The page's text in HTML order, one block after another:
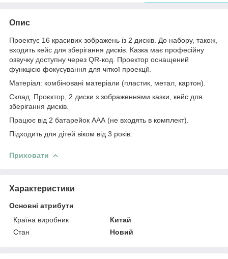
Опис
Проектує 16 красивих зображень із 2 дисків. До набору, також,
входить кейс для зберігання дисків. Казка має професійну
озвучку доступну через QR-код. Проектор оснащений
функцією фокусування для чіткої проекції.
Матеріал: комбіновані матеріали (пластик, метал, картон).
Склад: Проєктор, 2 диски з зображеннями казки, кейс для
зберігання дисків.
Працює від 2 батарейок ААА (не входять в комплект).
Підходить для дітей віком від 3 років.
Приховати
Характеристики
Основні атрибути
Країна виробник
Китай
Стан
Новий